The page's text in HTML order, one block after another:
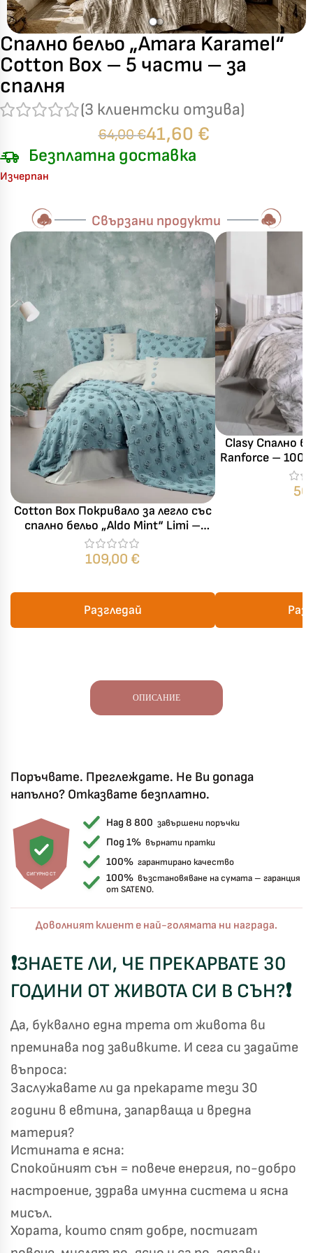
Спално бельо „Amara Karamel“
Cotton Box – 5 части – за
спалня
(3 клиентски отзива)
64,00€41,60 €
Безплатна доставка
Изчерпан
Свързани продукти
Cotton Box Покривало за легло със
спално бельо „Aldo Mint“ Limi –
100% памук ранфорс – 7 части
109,00 €
Разгледай
Clasy Спално
Ranforce –
–
ОПИСАНИЕ
Поръчвате. Преглеждате. Не Ви допада
напълно? Отказвате безплатно.
СИГУРНОСТ
Над 8 800 завършени поръчки
Под 1% върнати пратки
100% гарантирано качество
100% възстановяване на сумата – гаранция
от SATENO.
Доволният клиент е най-голямата ни награда.
❗ЗНАЕТЕ ЛИ, ЧЕ ПРЕКАРВАТЕ 30
ГОДИНИ ОТ ЖИВОТА СИ В СЪН?❗
Да, буквално една трета от живота ви
преминава под завивките. И сега си задайте
въпроса:
Заслужавате ли да прекарате тези 30
години в евтина, запарваща и вредна
материя?
Истината е ясна:
Спокойният сън = повече енергия, по-добро
настроение, здрава имунна система и ясна
мисъл.
Хората, които спят добре, постигат